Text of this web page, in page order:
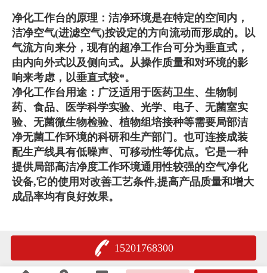
净化工作台的原理：洁净环境是在特定的空间内，
洁净空气(进滤空气)按设定的方向流动而形成的。以
气流方向来分，现有的超净工作台可分为垂直式，
由内向外式以及侧向式。从操作质量和对环境的影
响来考虑，以垂直式较*。
净化工作台用途：广泛适用于医药卫生、生物制
药、食品、医学科学实验、光学、电子、无菌室实
验、无菌微生物检验、植物组培接种等需要局部洁
净无菌工作环境的科研和生产部门。也可连接成装
配生产线具有低噪声、可移动性等优点。它是一种
提供局部高洁净度工作环境通用性较强的空气净化
设备,它的使用对改善工艺条件,提高产品质量和增大
成品率均有良好效果。
15201768300